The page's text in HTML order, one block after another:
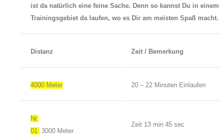
ist da natürlich eine feine Sache. Denn so kannst Du in einem
Trainingsgebiet da laufen, wo es Dir am meisten Spaß
Distanz Zeit / Bemerkung
4000 Meter 20 – 22 Minuten Einlaufen
Nr.
01: 3000 Meter
Zeit 13 min 45 sec